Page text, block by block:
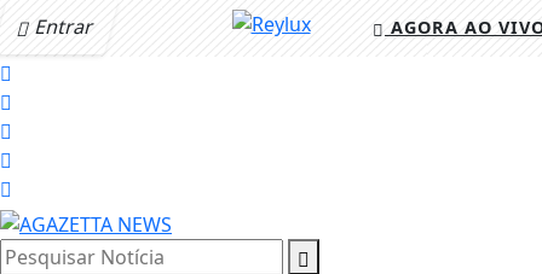
Entrar AGORA AO
Pesquisar Notícia